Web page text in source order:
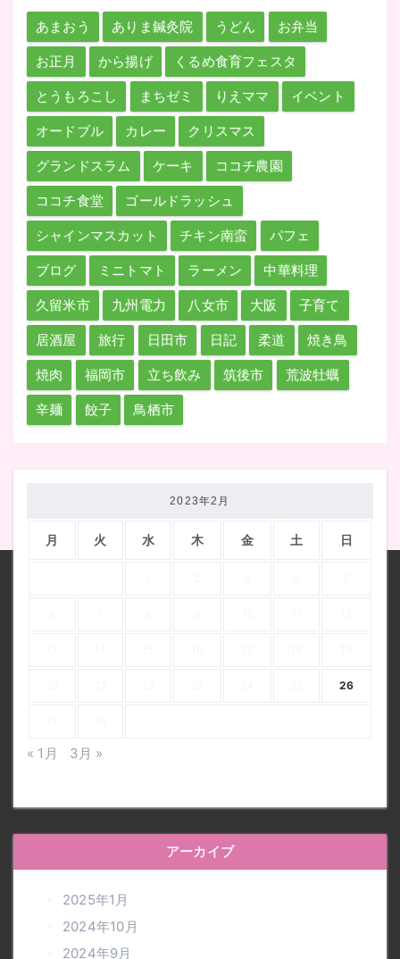
あまおう ありま鍼灸院 うどん お弁当
お正月 から揚げ くるめ食育フェスタ
とうもろこし まちゼミ りえママ イベント
オードブル カレー クリスマス
グランドスラム ケーキ ココチ農園
ココチ食堂 ゴールドラッシュ
シャインマスカット チキン南蛮 パフェ
ブログ ミニトマト ラーメン 中華料理
久留米市 九州電力 八女市 大阪 子育て
居酒屋 旅行 日田市 日記 柔道 焼き鳥
焼肉 福岡市 立ち飲み 筑後市 荒波牡蠣
辛麺 餃子 鳥栖市
2023年2月
月 火 水 木 金 土 日
26
« 1月 3月 »
アーカイブ
2025年1月
2024年10月
2024年9月